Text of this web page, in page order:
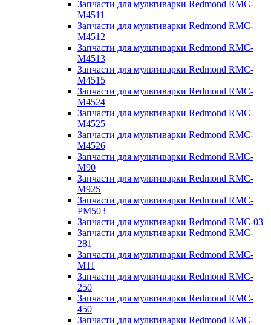
Запчасти для мультиварки Redmond RMC-
M4511
Запчасти для мультиварки Redmond RMC-
M4512
Запчасти для мультиварки Redmond RMC-
M4513
Запчасти для мультиварки Redmond RMC-
M4515
Запчасти для мультиварки Redmond RMC-
M4524
Запчасти для мультиварки Redmond RMC-
M4525
Запчасти для мультиварки Redmond RMC-
M4526
Запчасти для мультиварки Redmond RMC-
M90
Запчасти для мультиварки Redmond RMC-
M92S
Запчасти для мультиварки Redmond RMC-
PM503
Запчасти для мультиварки Redmond RMC-03
Запчасти для мультиварки Redmond RMC-
281
Запчасти для мультиварки Redmond RMC-
M11
Запчасти для мультиварки Redmond RMC-
250
Запчасти для мультиварки Redmond RMC-
450
Запчасти для мультиварки Redmond RMC-